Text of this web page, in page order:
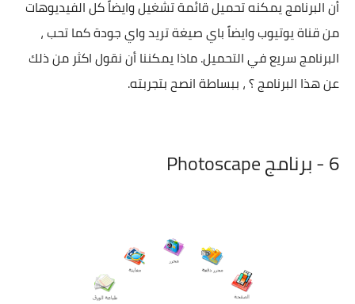
أن البرنامج يمكنه تحميل قائمة تشغيل وايضاً كل الفيديوهات
من قناة يوتيوب وايضاً باي صيغة تريد واي جودة كما تحب ،
البرنامج سريع في التحميل. ماذا يمكننا أن نقول اكثر من ذلك
عن هذا البرنامج ؟ ، ببساطة انصح بتجربته.
6 - برنامج Photoscape